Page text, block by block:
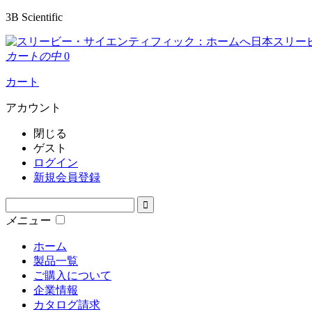
3B Scientific
日本スリー
カートの中 0
カート
アカウント
閉じる
ゲスト
ログイン
新規会員登録
メニュー
ホーム
製品一覧
ご購入について
企業情報
カタログ請求